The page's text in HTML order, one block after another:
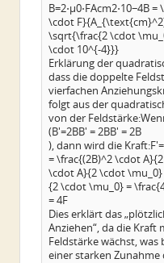
B=2⋅μ0⋅FAcm2⋅10−4B
\cdot
\sqrt{\frac{2 \cdot
\cdot 10^{-4}}}
Erklärung der
dass die doppelte
vierfachen
folgt aus der
von der
(B′=2BB' = 2BB' = 2B
), dann wird die
= \frac{(2B)^2 \cdot
\cdot A}{2 \cdot \mu_0}
{2 \cdot \mu_0} =
= 4F
Dies erklärt das
Anziehen“, da die
Feldstärke wächst, was
einer starken